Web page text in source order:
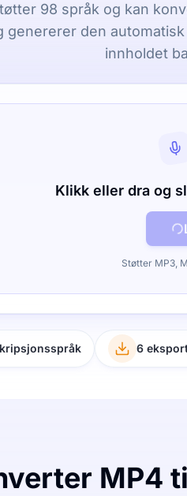
98 språk og kan
genererer den
innholdet
Klikk eller dra og
Støtter MP3,
6
MP4